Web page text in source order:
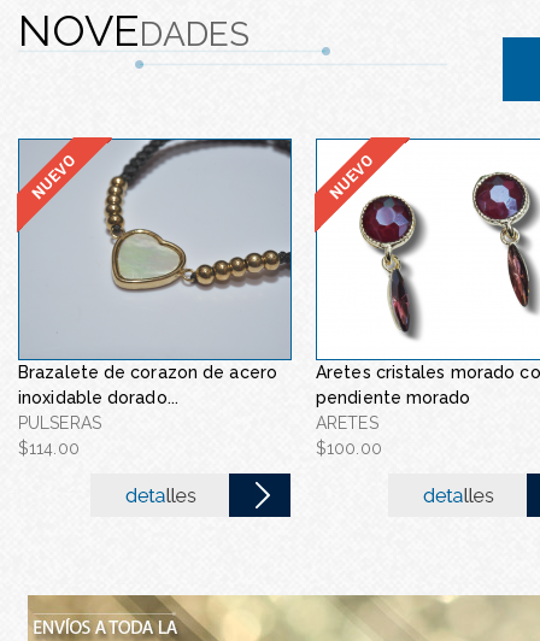
NOVEDADES
Brazalete de corazon de acero
inoxidable dorado...
PULSERAS
$114.00
Aretes cristales morado
pendiente morado
ARETES
$100.00
Gargantilla con
acero inoxidable
GARGANTILLA CON
DE ACERO IN...